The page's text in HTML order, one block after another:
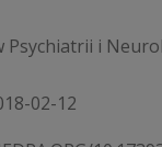
Psychiatrii i
02-12